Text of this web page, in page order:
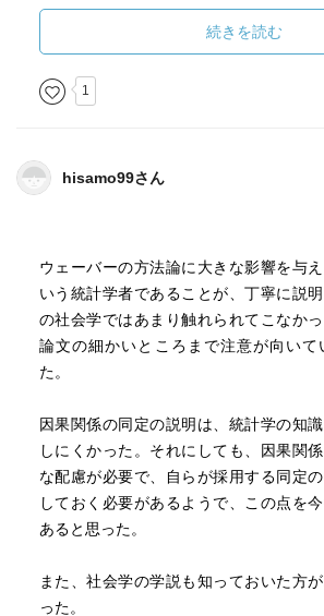
・社会における因果を経験的に同定する
・単一事例でも数量でも同様の枠組み
定できると考えた
『社会科学と因果分析』読書
書会が開催されており（読書会の記録
による論考もすでに刊行されています。
ある人が考えた論考（本書）から学び
批判的に継承していく（参加者による
発展の傍流に参加できて感謝しています
けないなと思いました。頑張ります。
続きを読む
1
hisamo99さん
ウェーバーの方法論に大きな影響を与
いう統計学者であることが、丁寧に説
の社会学ではあまり触れられてこなか
論文の細かいところまで注意が向いて
た。
因果関係の同定の説明は、統計学の知
しにくかった。それにしても、因果関
な配慮が必要で、自らが採用する同定
しておく必要があるようで、この点を
あると思った。
また、社会学の学説も知っておいた方
った。